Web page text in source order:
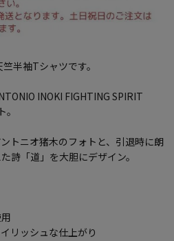
半袖Tシャツです。
INOKI FIGHTING SPIRIT
トニオ猪木のフォトと、引退時に朗
詩「道」を大胆にデザイン。
リッシュな仕上がり